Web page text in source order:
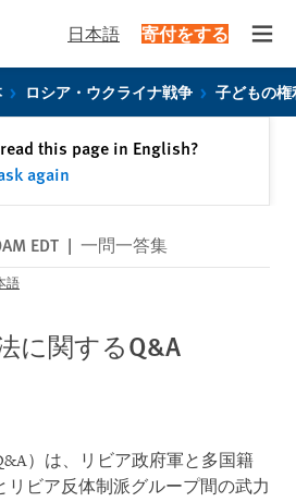
日本語 寄付をする
ロシア・ウクライナ戦争 子どもの権
this page in English?
again
EDT | 一問一答集
語
に関するQ&A
options
）は、リビア政府軍と多国籍
リビア反体制派グループ間の武力